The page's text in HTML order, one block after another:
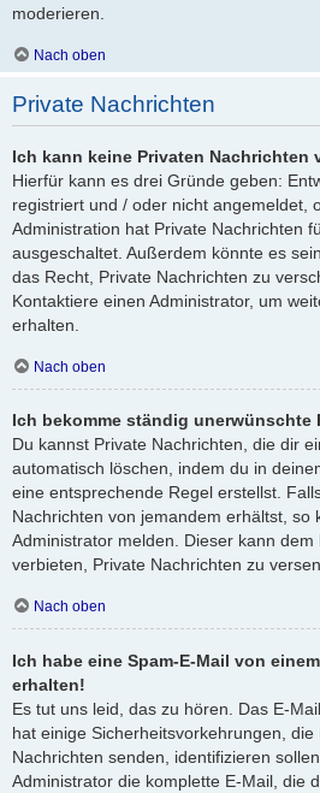
moderieren.
Nach oben
Private Nachrichten
Ich kann keine Privaten Nachrichten
Hierfür kann es drei Gründe geben:
registriert und / oder nicht angemeldet,
Administration hat Private Nachrichten
ausgeschaltet. Außerdem könnte es
das Recht, Private Nachrichten zu
Kontaktiere einen Administrator, um
erhalten.
Nach oben
Ich bekomme ständig unerwünschte
Du kannst Private Nachrichten, die dir
automatisch löschen, indem du in
eine entsprechende Regel erstellst.
Nachrichten von jemandem erhältst, so
Administrator melden. Dieser kann
verbieten, Private Nachrichten zu
Nach oben
Ich habe eine Spam-E-Mail von
erhalten!
Es tut uns leid, das zu hören. Das E-
hat einige Sicherheitsvorkehrungen, die
Nachrichten senden, identifizieren
Administrator die komplette E-Mail, die